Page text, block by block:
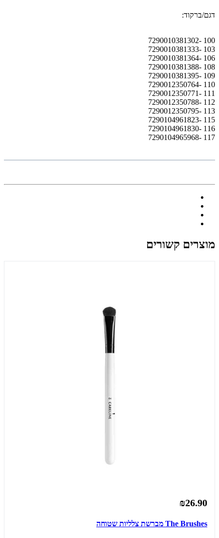
דגם/ברקוד:
100 -7290010381302
103 -7290010381333
106 -7290010381364
108 -7290010381388
109 -7290010381395
110 -7290012350764
111 -7290012350771
112 -7290012350788
113 -7290012350795
115 -7290104961823
116 -7290104961830
117 -7290104965968
מוצרים קשורים
₪26.90
The Brushes מברשת צלליות שטוחה